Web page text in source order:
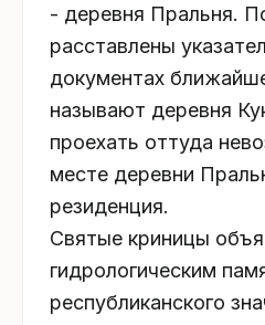
- деревня Пральня.
расставлены
документах
называют деревня
проехать оттуда
месте деревни
резиденция.
Святые криницы
гидрологическим
республиканского